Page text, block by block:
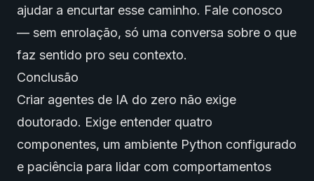
ajudar a encurtar esse caminho. Fale conosco
— sem enrolação, só uma conversa sobre o que
faz sentido pro seu contexto.
Conclusão
Criar agentes de IA do zero não exige
doutorado. Exige entender quatro
componentes, um ambiente Python configurado
e paciência para lidar com comportamentos